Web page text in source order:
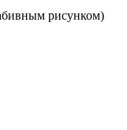
рисунком)